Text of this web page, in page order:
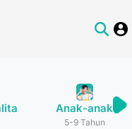
Anak-anak
5-9 Tahun